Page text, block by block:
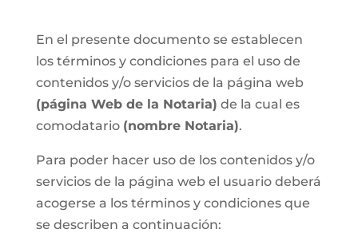
En el presente documento se establecen
los términos y condiciones para el uso de
contenidos y/o servicios de la página web
(página Web de la Notaria) de la cual es
comodatario (nombre Notaria).
Para poder hacer uso de los contenidos y/o
servicios de la página web el usuario deberá
acogerse a los términos y condiciones que
se describen a continuación: